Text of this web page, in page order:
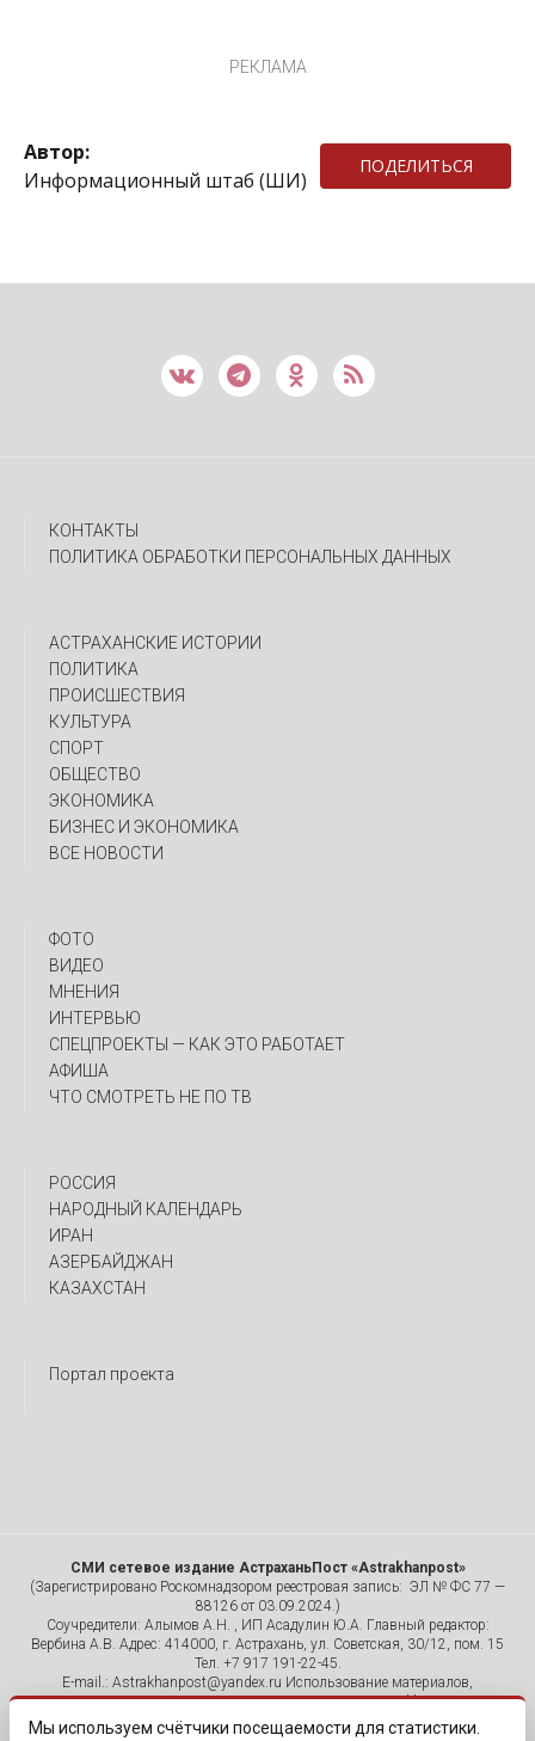
РЕКЛАМА
Автор:
Информационный штаб (ШИ)
ПОДЕЛИТЬСЯ
КОНТАКТЫ
ПОЛИТИКА ОБРАБОТКИ ПЕРСОНАЛЬНЫХ ДАННЫХ
АСТРАХАНСКИЕ ИСТОРИИ
ПОЛИТИКА
ПРОИСШЕСТВИЯ
КУЛЬТУРА
СПОРТ
ОБЩЕСТВО
ЭКОНОМИКА
БИЗНЕС И ЭКОНОМИКА
ВСЕ НОВОСТИ
ФОТО
ВИДЕО
МНЕНИЯ
ИНТЕРВЬЮ
CПЕЦПРОЕКТЫ — КАК ЭТО РАБОТАЕТ
АФИША
ЧТО СМОТРЕТЬ НЕ ПО ТВ
РОССИЯ
НАРОДНЫЙ КАЛЕНДАРЬ
ИРАН
АЗЕРБАЙДЖАН
КАЗАХСТАН
Портал проекта
СМИ сетевое издание АстраханьПост «Astrakhanpost»
(Зарегистрировано Роскомнадзором реестровая запись: ЭЛ № ФС 77 —
88126 от 03.09.2024.)
Соучредители: Алымов А.Н. , ИП Асадулин Ю.А. Главный редактор:
Вербина А.В. Адрес: 414000, г. Астрахань, ул. Советская, 30/12, пом. 15
Тел. +7 917 191-22-45.
E-mail.: Astrakhanpost@yandex.ru Использование материалов,
размещенных на страницах сетевого издания «Astrakhanpost»,
допускается исключительно с указанием источника и публикацией
Мы используем счётчики посещаемости для статистики.